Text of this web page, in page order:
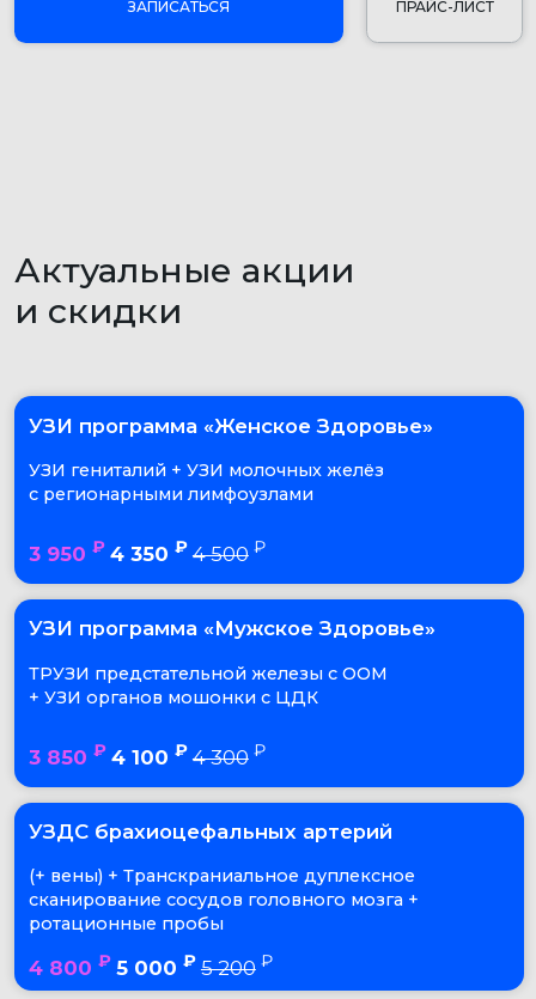
Актуальные акции
4 800₽ 5 000₽ 5 200 ₽
4 300
(+ вены) + Транскраниальное дуплексное
сканирование сосудов головного мозга +
ротационные пробы
3 950 ₽ 4 350₽ 4 500 ₽
Технология PureWave
комплексного решения
по эластографии,
высокочувствительной
визуализации
кровотока (MicroFlow) и
точной биопсии